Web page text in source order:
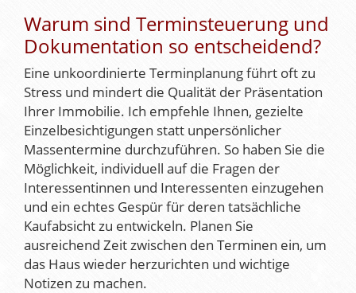
Warum sind Terminsteuerung und
Dokumentation so entscheidend?
Eine unkoordinierte Terminplanung führt oft zu
Stress und mindert die Qualität der Präsentation
Ihrer Immobilie. Ich empfehle Ihnen, gezielte
Einzelbesichtigungen statt unpersönlicher
Massentermine durchzuführen. So haben Sie die
Möglichkeit, individuell auf die Fragen der
Interessentinnen und Interessenten einzugehen
und ein echtes Gespür für deren tatsächliche
Kaufabsicht zu entwickeln. Planen Sie
ausreichend Zeit zwischen den Terminen ein, um
das Haus wieder herzurichten und wichtige
Notizen zu machen.